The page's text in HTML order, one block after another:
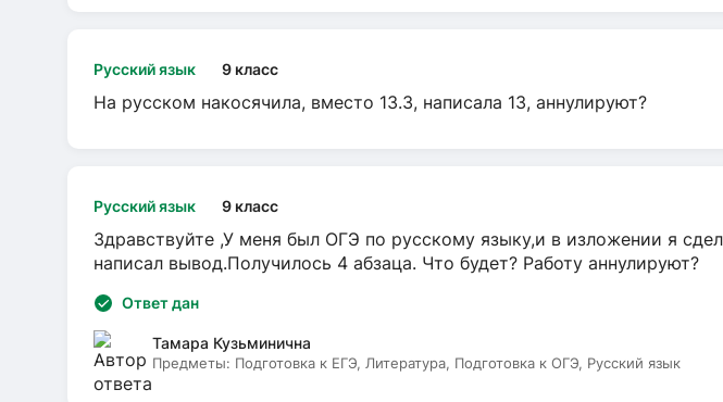
Русский язык 9 класс
На русском накосячила, вместо 13.3, написала 13, аннулируют?
Русский язык 9 класс
Здравствуйте ,У меня был ОГЭ по русскому языку,и в изложении я
написал вывод.Получилось 4 абзаца. Что будет? Работу аннулируют?
Ответ дан
Тамара Кузьминична
Предметы: Подготовка к ЕГЭ, Литература, Подготовка к ОГЭ, Русский язык